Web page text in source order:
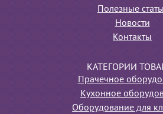
Полезные
Новости
Контакты
КАТЕГОРИИ
Прачечное
Кухонное
Оборудование для